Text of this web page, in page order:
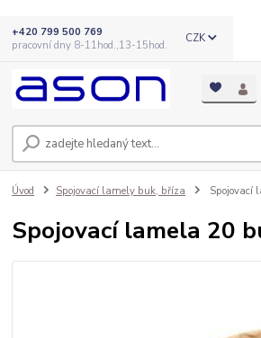
CZK
+420 799 500 769
pracovní dny 8-11hod.,13-15hod.
Úvod Spojovací lamely buk, bříza Spojovací
Spojovací lamela 20